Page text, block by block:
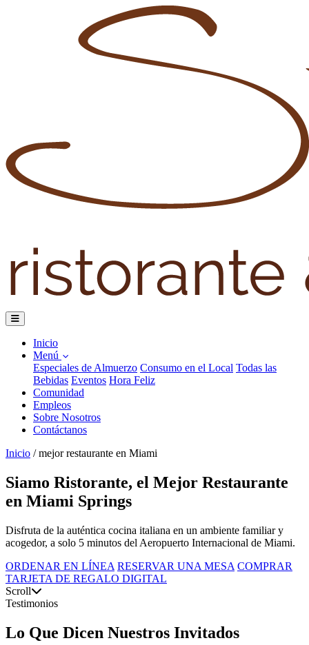
Inicio
Menú
Especiales de Almuerzo Consumo en el Local Todas las
Bebidas Eventos Hora Feliz
Comunidad
Empleos
Sobre Nosotros
Contáctanos
Inicio / mejor restaurante en Miami
Siamo Ristorante, el Mejor Restaurante
en Miami Springs
Disfruta de la auténtica cocina italiana en un ambiente familiar y
acogedor, a solo 5 minutos del Aeropuerto Internacional de Miami.
ORDENAR EN LÍNEA RESERVAR UNA MESA COMPRAR
TARJETA DE REGALO DIGITAL
Scroll
Testimonios
Lo Que Dicen Nuestros Invitados